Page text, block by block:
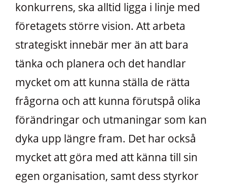
konkurrens, ska alltid ligga i linje med
företagets större vision. Att arbeta
strategiskt innebär mer än att bara
tänka och planera och det handlar
mycket om att kunna ställa de rätta
frågorna och att kunna förutspå olika
förändringar och utmaningar som kan
dyka upp längre fram. Det har också
mycket att göra med att känna till sin
egen organisation, samt dess styrkor